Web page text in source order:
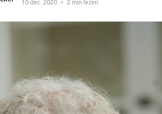
10 dec. 2020 2 min lezen